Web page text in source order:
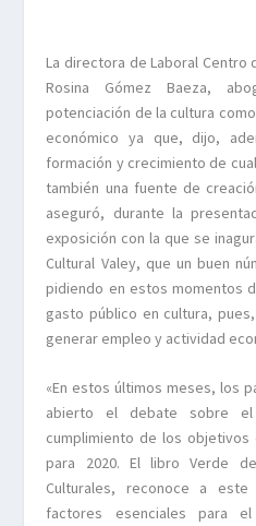
La directora de Laboral Centro
Rosina Gómez Baeza,
potenciación de la cultura
económico ya que, dijo,
formación y crecimiento de
también una fuente de
aseguró, durante la
exposición con la que se
Cultural Valey, que un buen
pidiendo en estos momentos
gasto público en cultura,
generar empleo y actividad
«En estos últimos meses, los
abierto el debate sobre
cumplimiento de los objetivos
para 2020. El libro Verde
Culturales, reconoce a
factores esenciales para